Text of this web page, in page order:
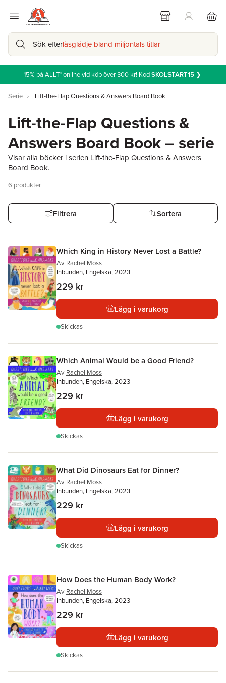
Sök efterläsglädje bland miljontals titlar
15% på ALLT* online vid köp över 300 kr! KodSKOLSTART15❯
Serie Lift-the-Flap Questions & Answers Board Book
Lift-the-Flap Questions &
Answers Board Book – serie
Visar alla böcker i serien Lift-the-Flap Questions & Answers
Board Book.
6 produkter
Filtrera Sortera
Which King in History Never Lost a Battle?
Av Rachel Moss
Inbunden, Engelska, 2023
229 kr
Lägg i varukorg
Skickas
Which Animal Would be a Good Friend?
Av Rachel Moss
Inbunden, Engelska, 2023
229 kr
Lägg i varukorg
Skickas
What Did Dinosaurs Eat for Dinner?
Av Rachel Moss
Inbunden, Engelska, 2023
229 kr
Lägg i varukorg
Skickas
How Does the Human Body Work?
Av Rachel Moss
Inbunden, Engelska, 2023
229 kr
Lägg i varukorg
Skickas